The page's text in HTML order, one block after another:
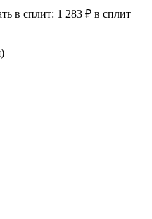
в сплит: 1 283 ₽ в сплит